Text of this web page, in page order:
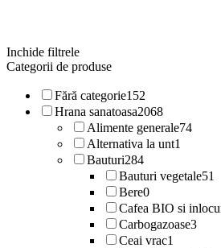
Inchide filtrele
Categorii de produse
Fără categorie152
Hrana sanatoasa2068
Alimente generale74
Alternativa la unt1
Bauturi284
Bauturi vegetale51
Bere0
Cafea BIO si
Carbogazoase3
Ceai vrac1